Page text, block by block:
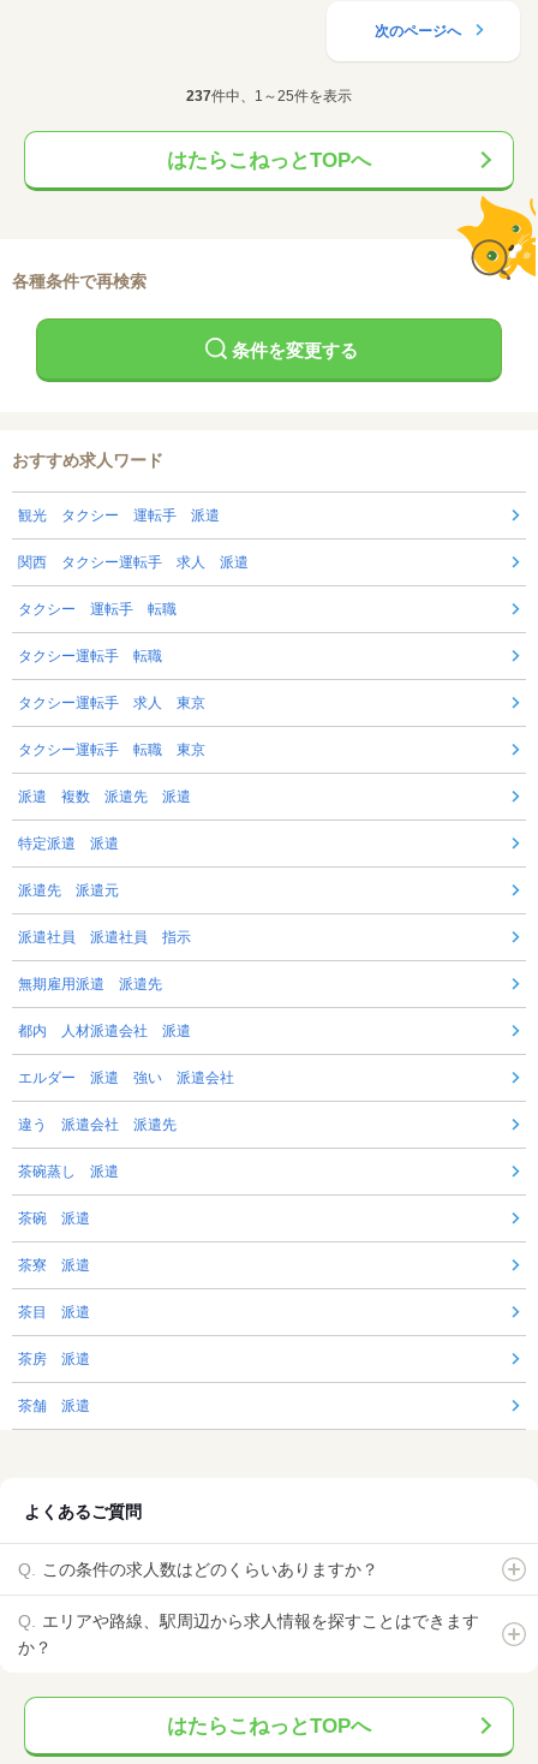
次のページへ
237件中、1～25件を表示
はたらこねっとTOPへ
各種条件で再検索
条件を変更する
おすすめ求人ワード
観光 タクシー 運転手 派遣
関西 タクシー運転手 求人 派遣
タクシー 運転手 転職
タクシー運転手 転職
タクシー運転手 求人 東京
タクシー運転手 転職 東京
派遣 複数 派遣先 派遣
特定派遣 派遣
派遣先 派遣元
派遣社員 派遣社員 指示
無期雇用派遣 派遣先
都内 人材派遣会社 派遣
エルダー 派遣 強い 派遣会社
違う 派遣会社 派遣先
茶碗蒸し 派遣
茶碗 派遣
茶寮 派遣
茶目 派遣
茶房 派遣
茶舗 派遣
よくあるご質問
この条件の求人数はどのくらいありますか？
エリアや路線、駅周辺から求人情報を探すことはできます
か？
はたらこねっとTOPへ